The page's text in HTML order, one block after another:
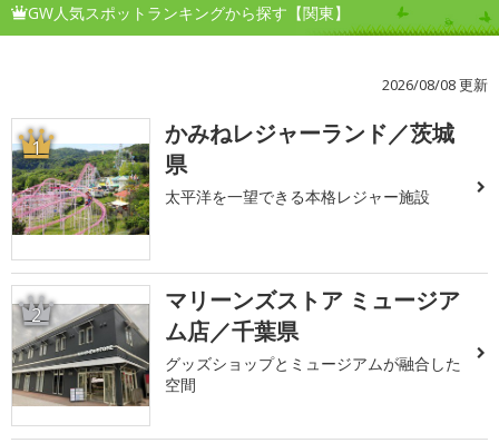
GW人気スポットランキングから探す【関東】
2026/08/08 更新
1
かみねレジャーランド／茨城
県
太平洋を一望できる本格レジャー施設
2
マリーンズストア ミュージア
ム店／千葉県
グッズショップとミュージアムが融合した
空間